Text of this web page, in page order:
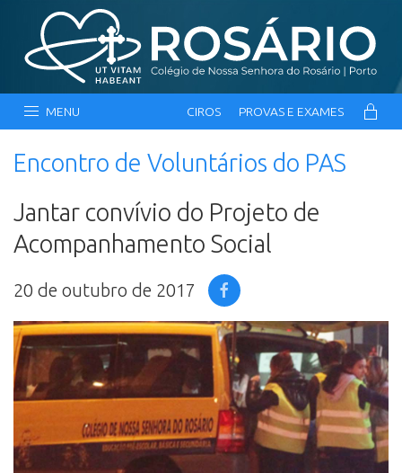
MENU CIROS PROVAS E EXAMES
Encontro de Voluntários do PAS
Jantar convívio do Projeto de
Acompanhamento Social
20 de outubro de 2017